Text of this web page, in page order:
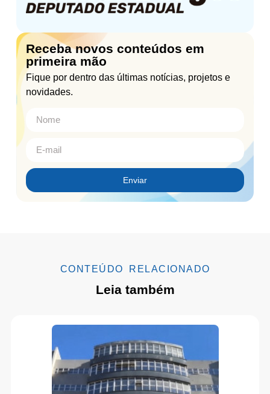
Receba novos conteúdos em
primeira mão
Fique por dentro das últimas notícias, projetos e
novidades.
Enviar
CONTEÚDO RELACIONADO
Leia também